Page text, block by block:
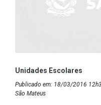
Unidades Escolares
Publicado em: 18/03/2016
São Mateus